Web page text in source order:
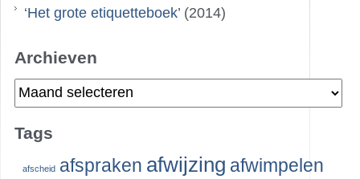
‘Het grote etiquetteboek’ (2014)
Archieven
Archieven
Tags
afscheid afspraken afwijzing afwimpelen